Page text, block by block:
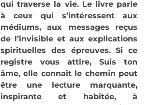
qui traverse la vie. Le livre parle
à ceux qui s’intéressent aux
médiums, aux messages reçus
de l’invisible et aux explications
spirituelles des épreuves. Si ce
registre vous attire, Suis ton
âme, elle connaît le chemin peut
être une lecture marquante,
inspirante et habitée, à